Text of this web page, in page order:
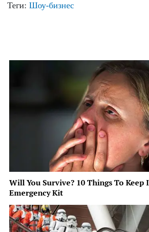
Теги: Шоу-бизнес